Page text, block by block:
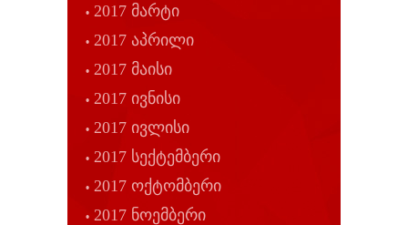
2017 მარტი
2017 აპრილი
2017 მაისი
2017 ივნისი
2017 ივლისი
2017 სექტემბერი
2017 ოქტომბერი
2017 ნოემბერი